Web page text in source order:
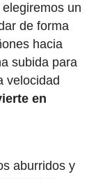
un
de forma
hacia
subida para
velocidad
en
aburridos y